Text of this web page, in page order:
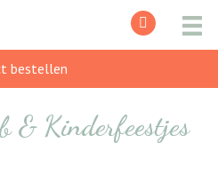
bestellen
& Kinderfeestjes